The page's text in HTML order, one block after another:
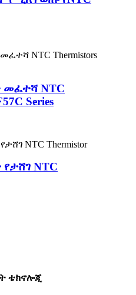
NTC
Series
NTC
ቴክኖሎጂ